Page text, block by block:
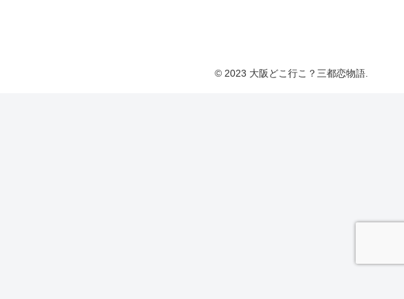
© 2023 大阪どこ行こ？三都恋物語.